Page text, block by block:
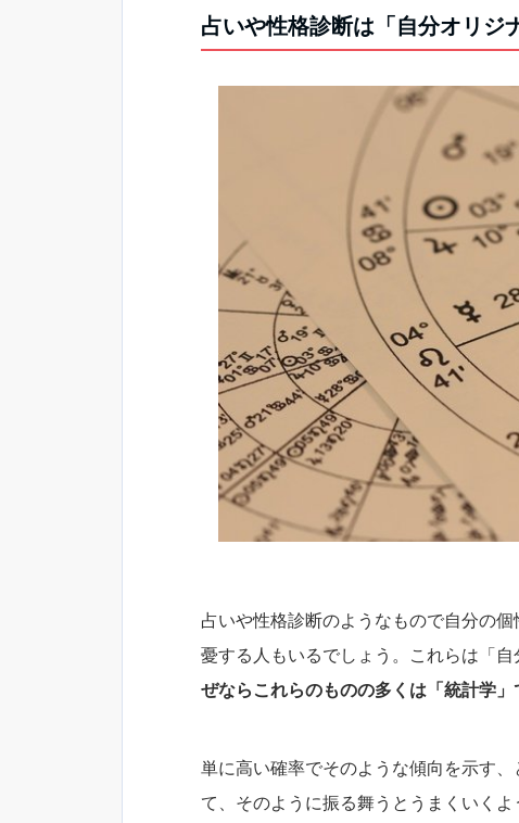
占いや性格診断は「自分オリジ
占いや性格診断のようなもので自分の
憂する人もいるでしょう。これらは「
ぜならこれらのものの多くは「統計学
単に高い確率でそのような傾向を示す
て、そのように振る舞うとうまくいく